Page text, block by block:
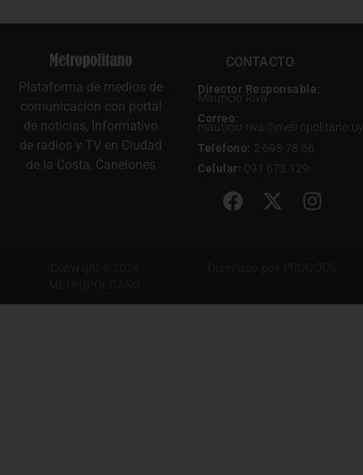
Plataforma de medios de
comunicación con portal
de noticias, Informativo
de radios y TV en Ciudad
de la Costa, Canelones
CONTACTO
Director Responsable:
Mauricio Riva
Correo:
mauricio.riva@metropolitano.uy
Teléfono: 2 698 78 66
Celular: 091 673 129